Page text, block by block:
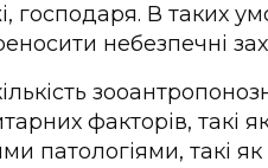
господаря. В таких
небезпечні
факторів, такі
патологіями, такі